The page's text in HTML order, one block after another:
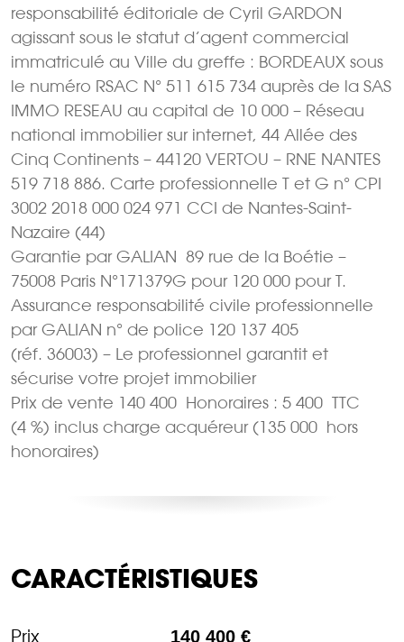
responsabilité éditoriale de Cyril GARDON
agissant sous le statut d’agent commercial
immatriculé au Ville du greffe : BORDEAUX sous
le numéro RSAC N° 511 615 734 auprès de la SAS
IMMO RESEAU au capital de 10 000 – Réseau
national immobilier sur internet, 44 Allée des
Cinq Continents – 44120 VERTOU – RNE NANTES
519 718 886. Carte professionnelle T et G n° CPI
3002 2018 000 024 971 CCI de Nantes-Saint-
Nazaire (44)
Garantie par GALIAN  89 rue de la Boétie –
75008 Paris N°171379G pour 120 000 pour T.
Assurance responsabilité civile professionnelle
par GALIAN n° de police 120 137 405
(réf. 36003) – Le professionnel garantit et
sécurise votre projet immobilier
Prix de vente 140 400  Honoraires : 5 400  TTC
(4 %) inclus charge acquéreur (135 000  hors
honoraires)
CARACTÉRISTIQUES
Prix 140 400 €